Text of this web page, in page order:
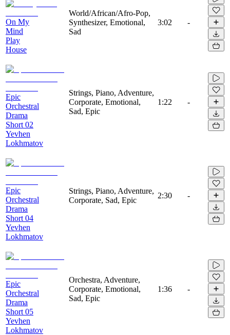
On My
Mind
Play
House
World/African/Afro-Pop,
Synthesizer, Emotional,
Sad
3:02 -
Epic
Orchestral
Drama
Short 02
Yevhen
Lokhmatov
Strings, Piano, Adventure,
Corporate, Emotional,
Sad, Epic
1:22 -
Epic
Orchestral
Drama
Short 04
Yevhen
Lokhmatov
Strings, Piano, Adventure,
Corporate, Sad, Epic
2:30 -
Epic
Orchestral
Drama
Short 05
Yevhen
Lokhmatov
Orchestra, Adventure,
Corporate, Emotional,
Sad, Epic
1:36 -